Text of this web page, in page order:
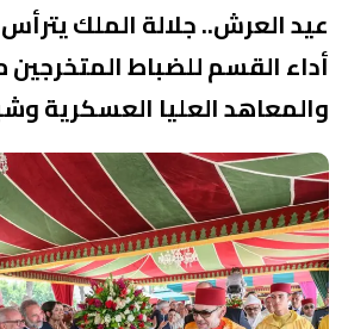
عيد العرش.. جلالة الملك
أداء القسم للضباط
والمعاهد العليا العسكرية